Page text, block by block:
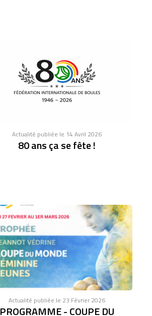
Actualité publiée le 14 Avril 2026
80 ans ça se fête !
Actualité publiée le 23 Février 2026
PROGRAMME - COUPE DU